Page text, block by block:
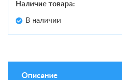
Наличие товара:
В наличии
Описание